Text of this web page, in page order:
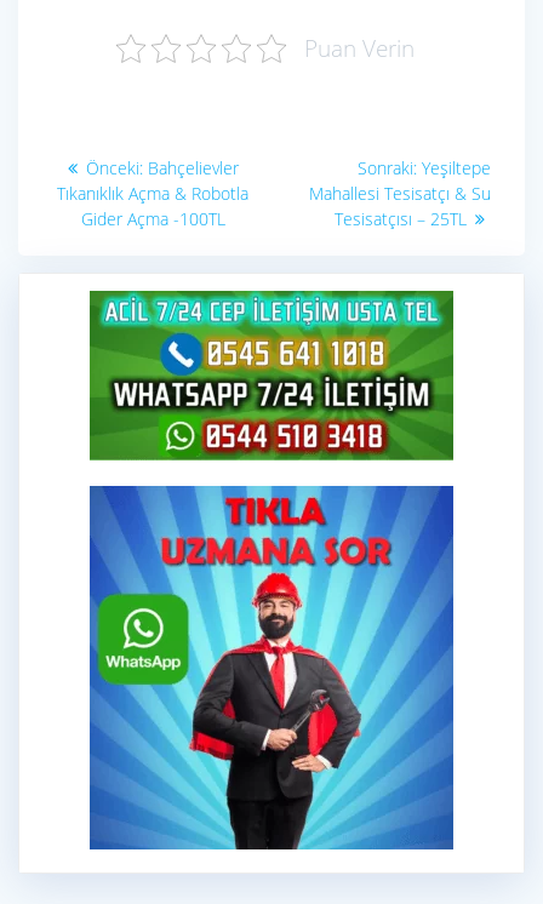
Puan Verin
Yazı
gezinmesi
Önceki: Önceki
yazı:
Bahçelievler
Tıkanıklık Açma & Robotla
Gider Açma -100TL
Sonraki: Sonraki
yazı:
Yeşiltepe
Mahallesi Tesisatçı & Su
Tesisatçısı – 25TL